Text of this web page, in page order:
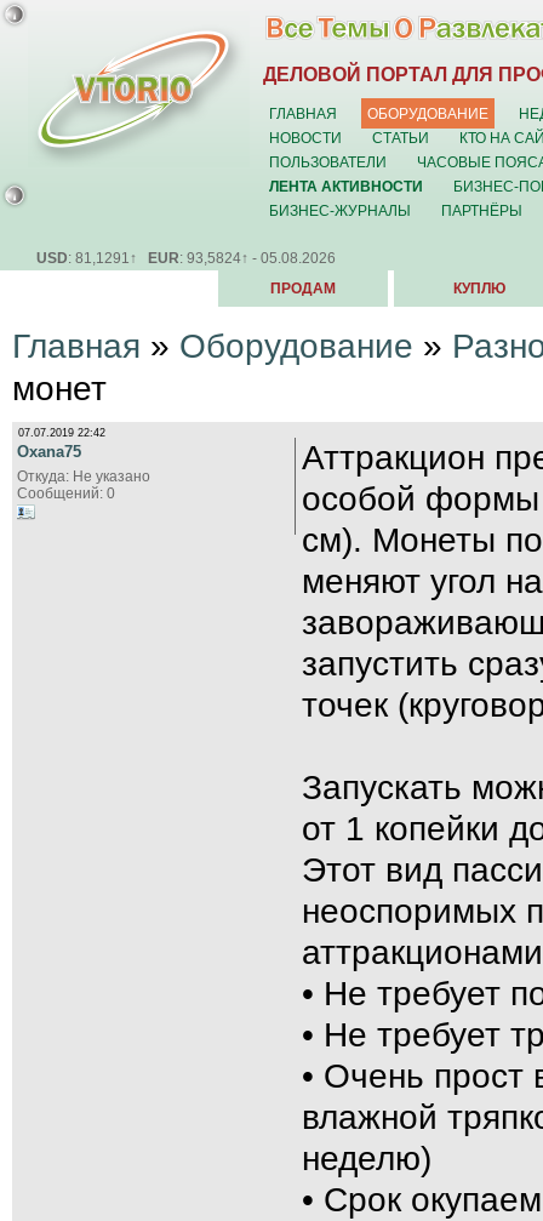
ДЕЛОВОЙ ПОРТАЛ ДЛЯ
ГЛАВНАЯ ОБОРУДОВАНИЕ
НОВОСТИ
СТАТЬИ
КТО НА
ПОЛЬЗОВАТЕЛИ
ЧАСОВЫЕ
ЛЕНТА АКТИВНОСТИ
БИЗНЕС-
БИЗНЕС-ЖУРНАЛЫ
ПАРТНЁРЫ
USD: 81,1291↑ EUR: 93,5824↑ - 05.08.2026
ПРОДАМ КУПЛЮ
Главная » Оборудование »
монет
07.07.2019 22:42
Oxana75
Откуда: Не указано
Сообщений: 0
Аттракцион
особой формы
см). Монеты
меняют угол
запустить
точек
Запускать
от 1 копейки
Этот вид
неоспоримых
• Не требует
• Не требует
• Очень прост
влажной
неделю)
• Срок